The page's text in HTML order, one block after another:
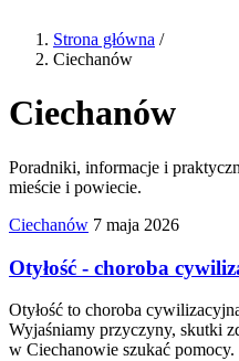
Strona główna /
Ciechanów
Ciechanów
Poradniki, informacje i
mieście i powiecie.
Ciechanów 7 maja 2026
Otyłość - choroba
Otyłość to choroba
Wyjaśniamy przyczyny, skutki
w Ciechanowie szukać pomocy.